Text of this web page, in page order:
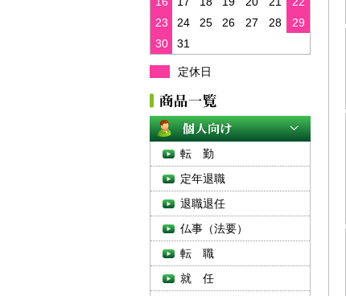
23
24 25 26 27 28
29
30
31
定休日
転 勤
定年退職
退職退任
仏事（法要）
転 職
就 任